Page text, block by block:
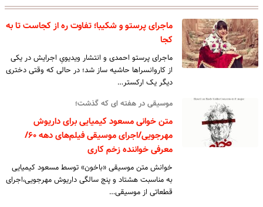
ماجرای پرستو و شکیبا؛ تفاوت ره از کجاست تا به
کجا
ماجرای پرستو احمدی و انتشار ویدیویِ اجرایش در یکی
از کاروانسراها حاشیه ساز شد؛ در حالی که وقتی دختری
دیگر یک ارکستر…
موسیقی در هفته ای که گذشت؛
متن خوانی مسعود کیمیایی برای داریوش
مهرجویی/اجرای موسیقی فیلم‌های دهه ۶۰/
معرفی خواننده زخم کاری
خوانش متن موسیقی «باخون» توسط مسعود کیمیایی
به مناسبت هشتاد و پنج سالگی داریوش مهرجویی،اجرای
قطعاتی از موسیقی…